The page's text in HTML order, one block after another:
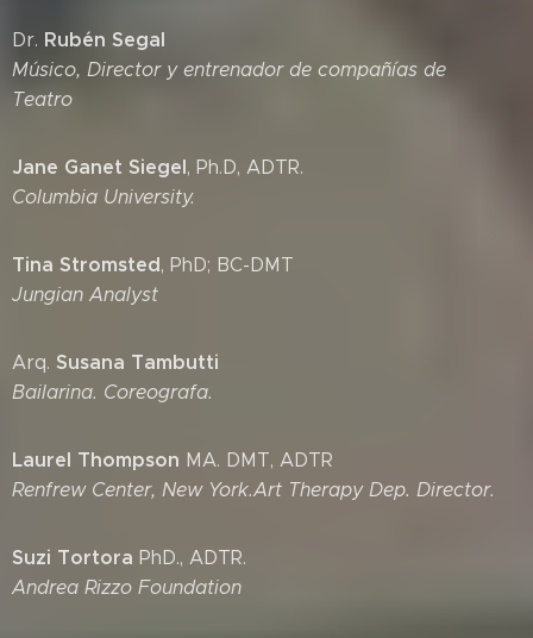
Dr. Rubén Segal
Músico, Director y entrenador de compañías de
Teatro
Jane Ganet Siegel, Ph.D, ADTR.
Columbia University.
Tina Stromsted, PhD; BC-DMT
Jungian Analyst
Arq. Susana Tambutti
Bailarina. Coreografa.
Laurel Thompson MA. DMT, ADTR
Renfrew Center, New York.Art Therapy Dep. Director.
Suzi Tortora PhD., ADTR.
Andrea Rizzo Foundation